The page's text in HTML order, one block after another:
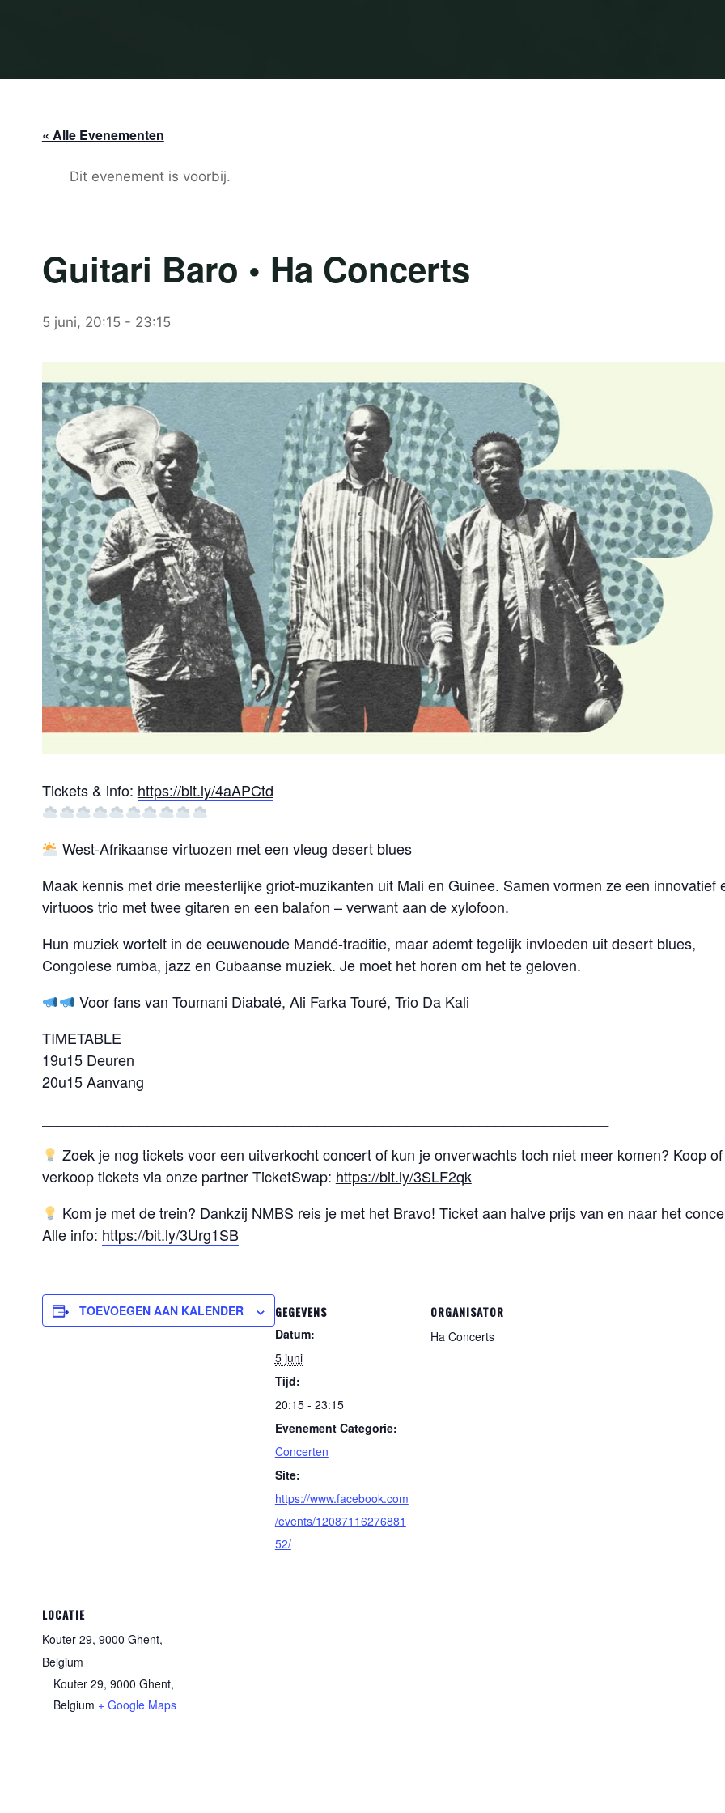
« Alle Evenementen
Dit evenement is voorbij.
Guitari Baro • Ha Concerts
5 juni, 20:15 - 23:15
Tickets & info: https://bit.ly/4aAPCtd
West-Afrikaanse virtuozen met een vleug desert blues
Maak kennis met drie meesterlijke griot-muzikanten uit Mali en Guinee. Samen vormen ze een innovatief
virtuoos trio met twee gitaren en een balafon – verwant aan de xylofoon.
Hun muziek wortelt in de eeuwenoude Mandé-traditie, maar ademt tegelijk invloeden uit desert blues,
Congolese rumba, jazz en Cubaanse muziek. Je moet het horen om het te geloven.
Voor fans van Toumani Diabaté, Ali Farka Touré, Trio Da Kali
TIMETABLE
19u15 Deuren
20u15 Aanvang
Zoek je nog tickets voor een uitverkocht concert of kun je onverwachts toch niet meer komen? Koop of
verkoop tickets via onze partner TicketSwap: https://bit.ly/3SLF2qk
Kom je met de trein? Dankzij NMBS reis je met het Bravo! Ticket aan halve prijs van en naar het
Alle info: https://bit.ly/3Urg1SB
TOEVOEGEN AAN KALENDER GEGEVENS
Datum:
5 juni
Tijd:
20:15 - 23:15
Evenement Categorie:
Concerten
Site:
https://www.facebook.com
/events/12087116276881
52/
ORGANISATOR
Ha Concerts
LOCATIE
Kouter 29, 9000 Ghent,
Belgium
Kouter 29, 9000 Ghent,
Belgium + Google Maps